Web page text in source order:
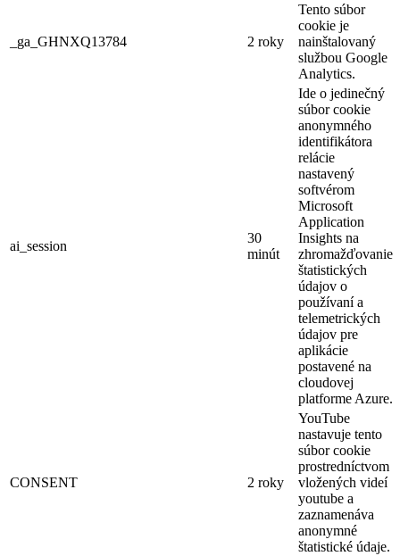
_ga_GHNXQ13784 2 roky
Tento súbor
cookie je
nainštalovaný
službou Google
Analytics.
ai_session
30
minút
Ide o jedinečný
súbor cookie
anonymného
identifikátora
relácie
nastavený
softvérom
Microsoft
Application
Insights na
zhromažďovanie
štatistických
údajov o
používaní a
telemetrických
údajov pre
aplikácie
postavené na
cloudovej
platforme Azure.
CONSENT 2 roky
YouTube
nastavuje tento
súbor cookie
prostredníctvom
vložených videí
youtube a
zaznamenáva
anonymné
štatistické údaje.